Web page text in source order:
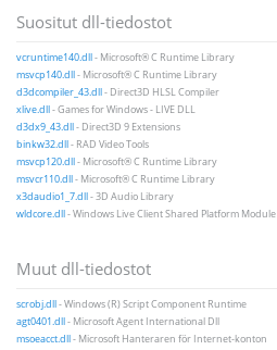
Suositut dll-tiedostot
vcruntime140.dll- Microsoft® C Runtime Library
msvcp140.dll- Microsoft® C Runtime Library
d3dcompiler_43.dll- Direct3D HLSL Compiler
xlive.dll- Games for Windows - LIVE DLL
d3dx9_43.dll- Direct3D 9 Extensions
binkw32.dll- RAD Video Tools
msvcp120.dll- Microsoft® C Runtime Library
msvcr110.dll- Microsoft® C Runtime Library
x3daudio1_7.dll- 3D Audio Library
wldcore.dll- Windows Live Client Shared Platform Module
Muut dll-tiedostot
scrobj.dll- Windows (R) Script Component Runtime
agt0401.dll- Microsoft Agent International Dll
msoeacct.dll- Microsoft Hanteraren för Internet-konton